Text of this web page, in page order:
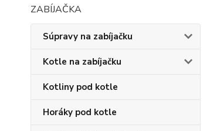
ZABÍJAČKA
Súpravy na zabíjačku
Kotle na zabíjačku
Kotliny pod kotle
Horáky pod kotle